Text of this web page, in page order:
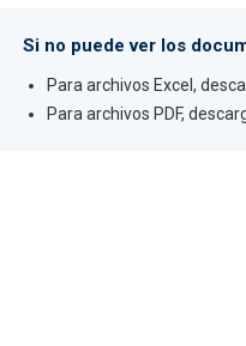
Si no puede ver los
Para archivos Excel,
Para archivos PDF,